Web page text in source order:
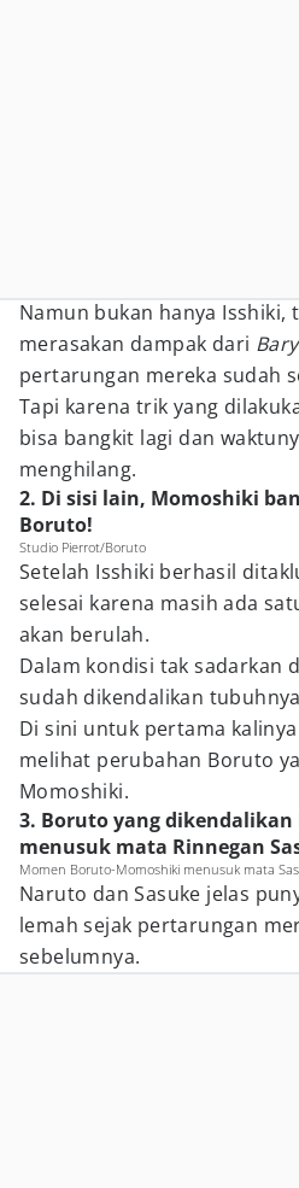
Namun bukan hanya Isshiki,
merasakan dampak dari
pertarungan mereka sudah
Tapi karena trik yang
bisa bangkit lagi dan
menghilang.
2. Di sisi lain, Momoshiki
Boruto!
Studio Pierrot/Boruto
Setelah Isshiki berhasil
selesai karena masih ada
akan berulah.
Dalam kondisi tak sadarkan
sudah dikendalikan
Di sini untuk pertama
melihat perubahan Boruto
Momoshiki.
3. Boruto yang
menusuk mata Rinnegan
Momen Boruto-Momoshiki menusuk mata
Naruto dan Sasuke jelas
lemah sejak pertarungan
sebelumnya.